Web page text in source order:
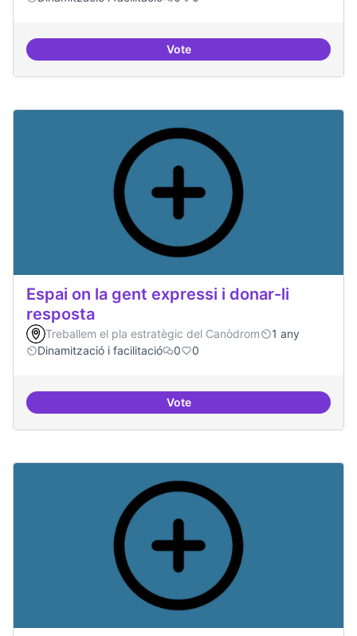
VoteTrobades democràtiques
Espai on la gent expressi i donar-li
resposta
Treballem el pla estratègic del Canòdrom
1 any
Dinamització i facilitació
0 0
VoteEspai on la gent expressi i